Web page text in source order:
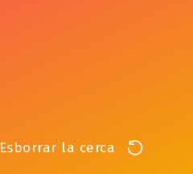
Esborrar la cerca